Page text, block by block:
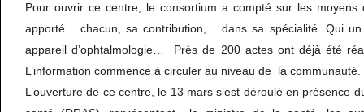
Pour ouvrir ce centre, le consortium a compté sur les
apporté chacun, sa contribution, dans sa spécialité. Qui un
appareil d’ophtalmologie… Près de 200 actes ont déjà été
L’information commence à circuler au niveau de la communauté.
L’ouverture de ce centre, le 13 mars s’est déroulé en présence